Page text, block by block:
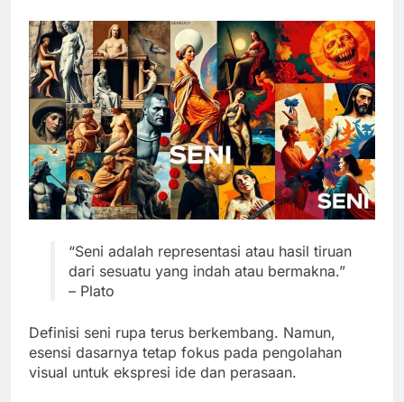
“Seni adalah representasi atau hasil tiruan
dari sesuatu yang indah atau bermakna.”
– Plato
Definisi seni rupa terus berkembang. Namun,
esensi dasarnya tetap fokus pada pengolahan
visual untuk ekspresi ide dan perasaan.